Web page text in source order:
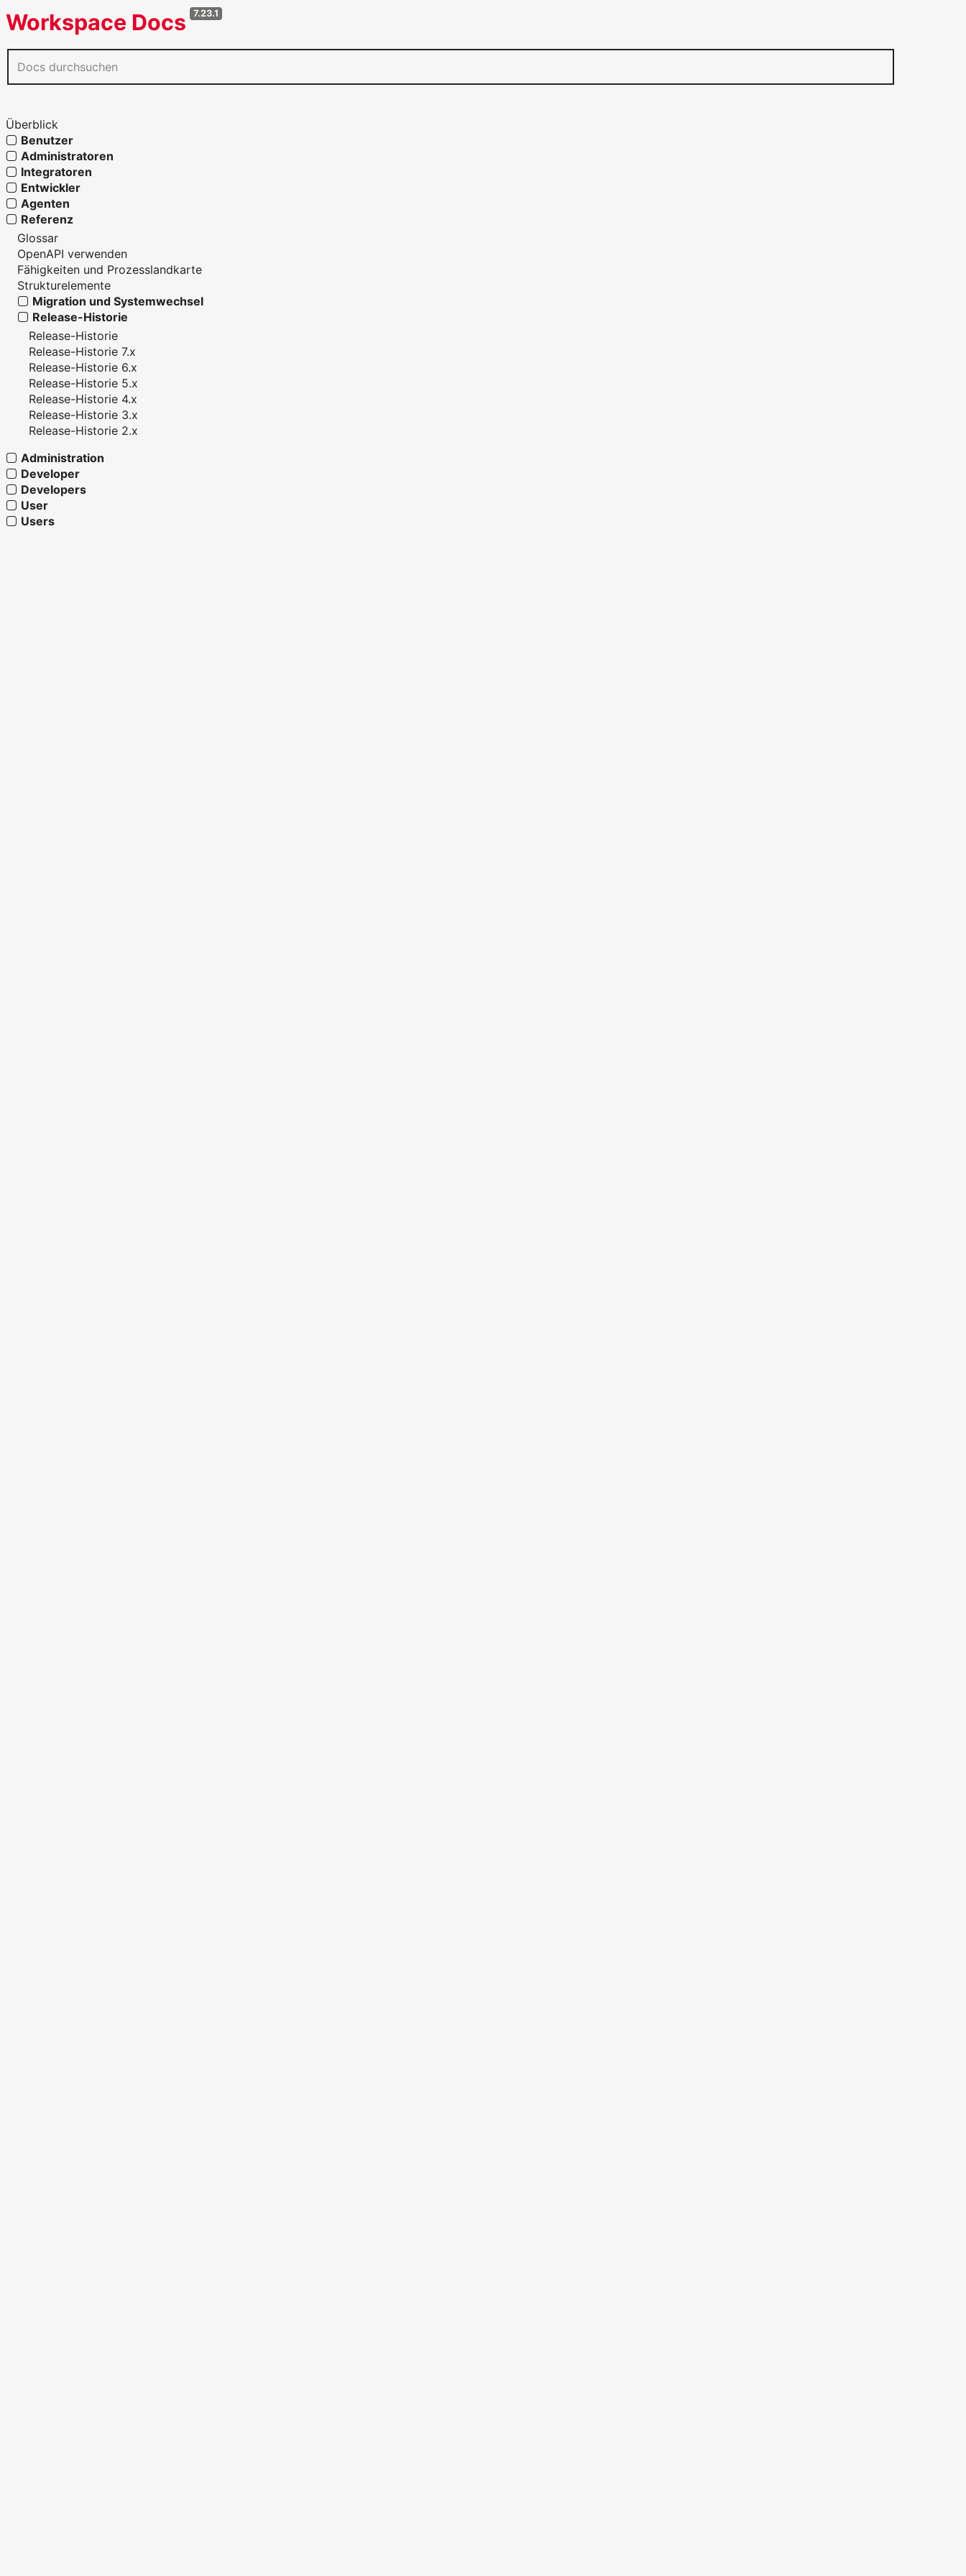
Workspace Docs 7.23.1
Überblick
Benutzer
Administratoren
Integratoren
Entwickler
Agenten
Referenz
Glossar
OpenAPI verwenden
Fähigkeiten und Prozesslandkarte
Strukturelemente
Migration und Systemwechsel
Release-Historie
Release-Historie
Release-Historie 7.x
Release-Historie 6.x
Release-Historie 5.x
Release-Historie 4.x
Release-Historie 3.x
Release-Historie 2.x
Administration
Developer
Developers
User
Users